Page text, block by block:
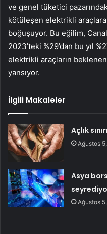
ve genel tüketici
kötüleşen elektrikli
boğuşuyor. Bu eğilim,
2023’teki %29’dan bu yıl
elektrikli araçların
yansıyor.
İlgili Makaleler
Açlık
Ağustos
Asya
Ağustos